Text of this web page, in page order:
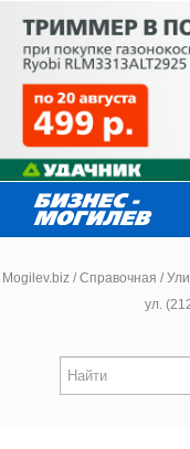
Новости
Mogilev.biz / Справочная /
ул.